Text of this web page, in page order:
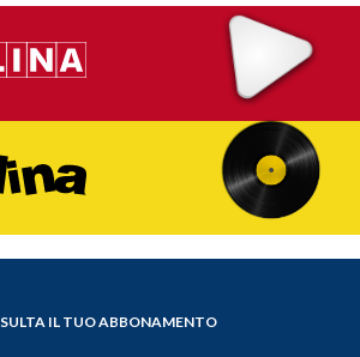
IL TUO ABBONAMENTO